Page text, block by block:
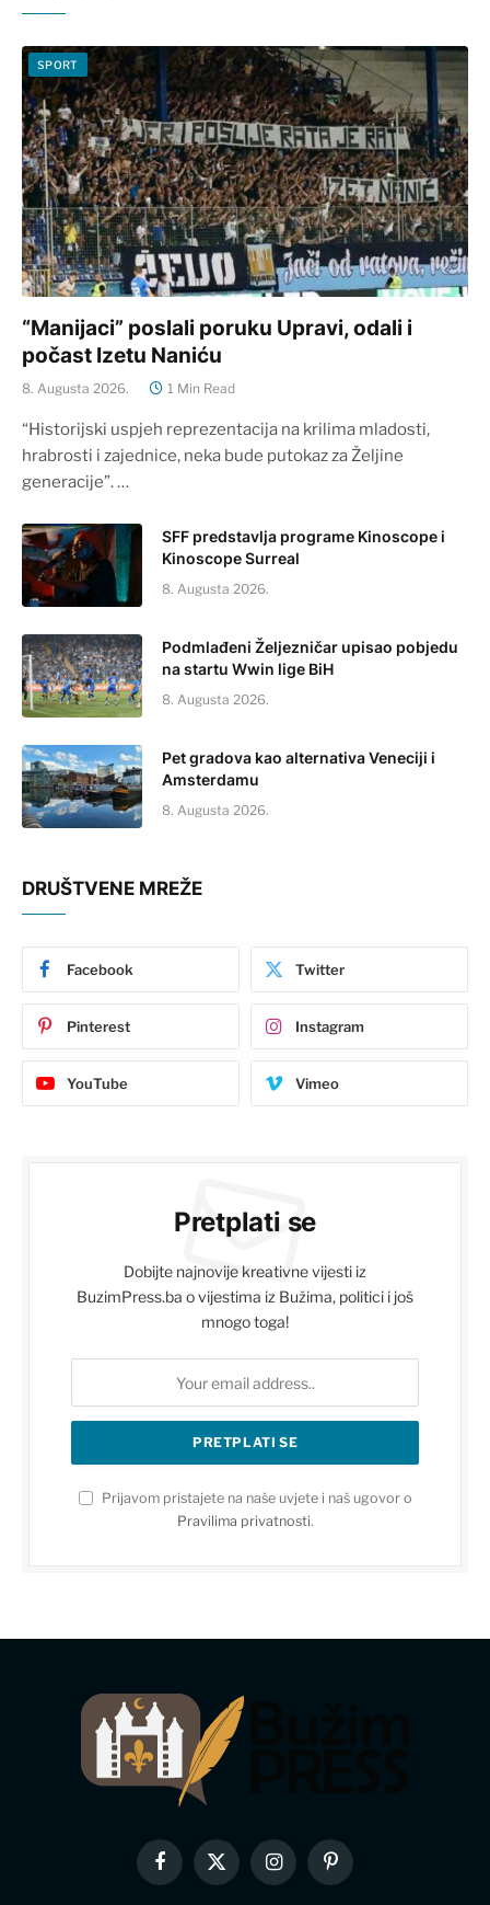
SPORT
“Manijaci” poslali poruku Upravi, odali i
počast Izetu Naniću
8. Augusta 2026. 1 Min Read
“Historijski uspjeh reprezentacija na krilima mladosti,
hrabrosti i zajednice, neka bude putokaz za Željine
generacije”. …
SFF predstavlja programe Kinoscope i
Kinoscope Surreal
8. Augusta 2026.
Podmlađeni Željezničar upisao pobjedu
na startu Wwin lige BiH
8. Augusta 2026.
Pet gradova kao alternativa Veneciji i
Amsterdamu
8. Augusta 2026.
DRUŠTVENE MREŽE
Facebook Twitter
Pinterest Instagram
YouTube Vimeo
Pretplati se
Dobijte najnovije kreativne vijesti iz
BuzimPress.ba o vijestima iz Bužima, politici i još
mnogo toga!
Prijavom pristajete na naše uvjete i naš ugovor o
Pravilima privatnosti.
Facebook
X
(Twitter)
InstagramPinterest